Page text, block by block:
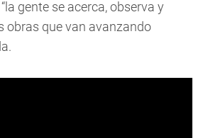
gente se acerca, observa y
obras que van avanzando